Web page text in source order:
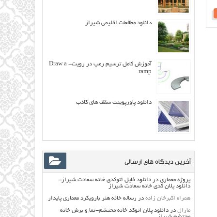
دانلود مطالعات اقلیمی شیراز
آموزش کامل ترسیم رمپ در رویت- Draw a
ramp
دانلود پاورپوینت سقف های کاذب
آخرین دیدگاه های ارسالی
پروژه معماری دردانلود فایل اتوکدی خانه سعادت شیراز-
دانلود پلان کدی خانه سعادت شیراز
همراه اکبرخان زاده در رساله خانه هنر بارویکرد معماری پایدار
مارال دردانلود پلان اتوکد خانه محتشم-نما و برش خانه